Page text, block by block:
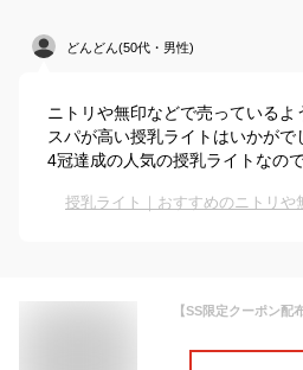
どんどん(50代・男性)
ニトリや無印などで売っているよ
スパが高い授乳ライトはいかが
4冠達成の人気の授乳ライトなの
授乳ライト｜おすすめのニトリや